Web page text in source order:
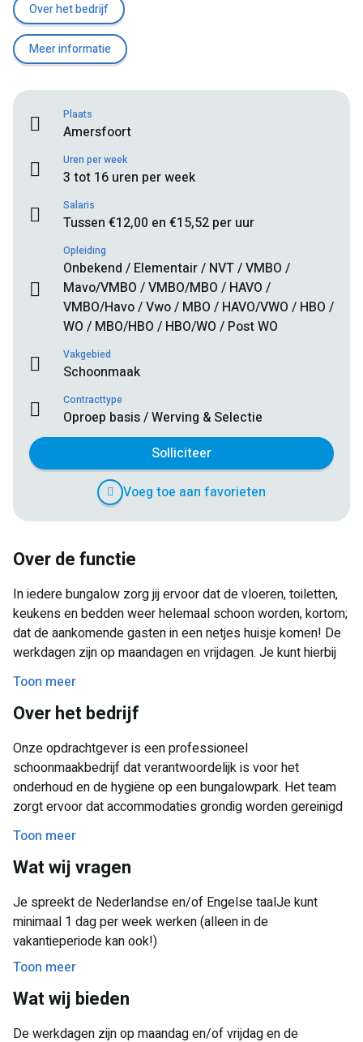
Over het bedrijf
Meer informatie
Plaats
Amersfoort
Uren per week
3 tot 16 uren per week
Salaris
Tussen €12,00 en €15,52 per uur
Opleiding
Onbekend / Elementair / NVT / VMBO /
Mavo/VMBO / VMBO/MBO / HAVO /
VMBO/Havo / Vwo / MBO / HAVO/VWO / HBO /
WO / MBO/HBO / HBO/WO / Post WO
Vakgebied
Schoonmaak
Contracttype
Oproep basis / Werving & Selectie
Solliciteer
Voeg toe aan favorieten
Over de functie
In iedere bungalow zorg jij ervoor dat de vloeren, toiletten,
keukens en bedden weer helemaal schoon worden, kortom;
dat de aankomende gasten in een netjes huisje komen! De
werkdagen zijn op maandagen en vrijdagen. Je kunt hierbij
zelf aangeven welke dag(en) je kunt werken. Dit doe je niet
alleen, maar samen met een vaste collega van het
vakantiepark. Ook nog eens gezellig dus! Het salaris ligt
worden in overleg vergoed!
Toon meer
Over het bedrijf
Onze opdrachtgever is een professioneel
schoonmaakbedrijf dat verantwoordelijk is voor het
onderhoud en de hygiëne op een bungalowpark. Het team
zorgt ervoor dat accommodaties grondig worden gereinigd
en klaarstaan voor nieuwe gasten.
Toon meer
Wat wij vragen
Je spreekt de Nederlandse en/of Engelse taalJe kunt
minimaal 1 dag per week werken (alleen in de
vakantieperiode kan ook!)
Toon meer
Wat wij bieden
De werkdagen zijn op maandag en/of vrijdag en de